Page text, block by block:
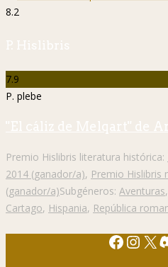
8.2
P. Hislibris
7.9
P. plebe
"El cáliz de Melqart" de
Premio Hislibris literatura histórica:
2014 (ganador/a), Premio Hislibris
(ganador/a)Subgéneros: Aventuras,
Cartago, Hispania, República
X